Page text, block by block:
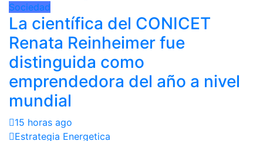
Sociedad
La científica del CONICET
Renata Reinheimer fue
distinguida como
emprendedora del año a nivel
mundial
15 horas ago
Estrategia Energetica